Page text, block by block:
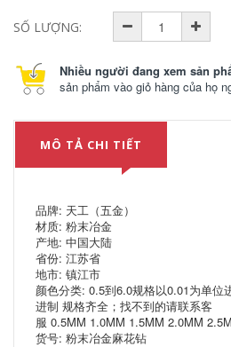
SỐ LƯỢNG:
Nhiều người đang xem sản
sản phẩm vào giỏ hàng của họ
MÔ TẢ CHI TIẾT
品牌: 天工（五金）
材质: 粉末冶金
产地: 中国大陆
省份: 江苏省
地市: 镇江市
颜色分类: 0.5到6.0规格以0.01为单位
进制 规格齐全；找不到的请联系客
服 0.5MM 1.0MM 1.5MM 2.0MM
货号: 粉末冶金麻花钻